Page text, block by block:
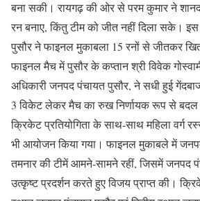
बना सकी। रायगढ़ की ओर से परम कुमार ने
रन बनाए, किंतु टीम को जीत नहीं दिला सके।
पुसौर ने फाइनल मुकाबला 15 रनों से जीतकर
फाइनल मैच में पुसौर के कप्तान श्री विवेक
अधिकारी जनपद पंचायत पुसौर, ने सधी हुई
3 विकेट लेकर मैच का रुख निर्णायक रूप से बदल
क्रिकेट प्रतियोगिता के साथ-साथ महिला वर्ग
भी आयोजन किया गया। फाइनल मुकाबले में
तमनार की टीमें आमने-सामने रहीं, जिसमें जनपद
उत्कृष्ट प्रदर्शन करते हुए विजय प्राप्त की।